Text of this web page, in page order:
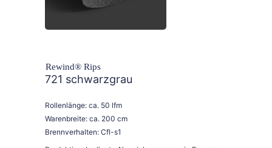
721 schwarzgrau
Rollenlänge: ca. 50 lfm
Warenbreite: ca. 200 cm
Brennverhalten: Cfl-s1
Rewind® Rips